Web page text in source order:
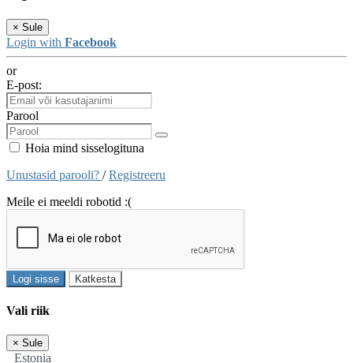
× Sule
Login with Facebook
or
E-post:
Parool
Hoia mind sisselogituna
Unustasid parooli? /Registreeru
Meile ei meeldi robotid :(
Logi sisse Katkesta
Vali riik
× Sule
Estonia